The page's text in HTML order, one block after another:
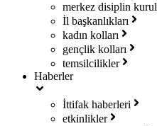
merkez disiplin
İl başkanlıkları
kadın kolları
gençlik kolları
temsilcilikler
Haberler
İttifak haberleri
etkinlikler